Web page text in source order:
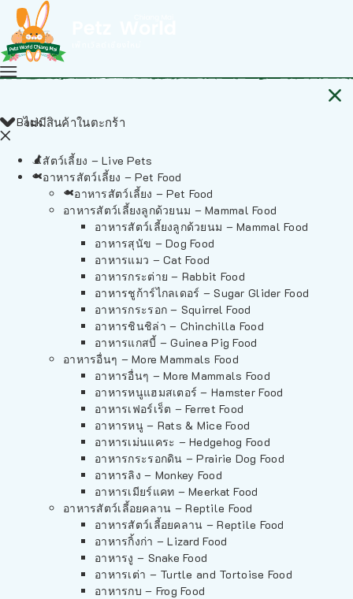
ไม่มีสินค้าในตะกร้า
Back
สัตว์เลี้ยง – Live Pets
อาหารสัตว์เลี้ยง – Pet Food
อาหารสัตว์เลี้ยง – Pet Food
อาหารสัตว์เลี้ยงลูกด้วยนม – Mammal Food
อาหารสัตว์เลี้ยงลูกด้วยนม – Mammal Food
อาหารสุนัข – Dog Food
อาหารแมว – Cat Food
อาหารกระต่าย – Rabbit Food
อาหารชูก้าร์ไกลเดอร์ – Sugar Glider Food
อาหารกระรอก – Squirrel Food
อาหารชินชิล่า – Chinchilla Food
อาหารแกสบี้ – Guinea Pig Food
อาหารอื่นๆ – More Mammals Food
อาหารอื่นๆ – More Mammals Food
อาหารหนูแฮมสเตอร์ – Hamster Food
อาหารเฟอร์เร็ต – Ferret Food
อาหารหนู – Rats & Mice Food
อาหารเม่นแคระ – Hedgehog Food
อาหารกระรอกดิน – Prairie Dog Food
อาหารลิง – Monkey Food
อาหารเมียร์แคท – Meerkat Food
อาหารสัตว์เลี้อยคลาน – Reptile Food
อาหารสัตว์เลี้อยคลาน – Reptile Food
อาหารกิ้งก่า – Lizard Food
อาหารงู – Snake Food
อาหารเต่า – Turtle and Tortoise Food
อาหารกบ – Frog Food